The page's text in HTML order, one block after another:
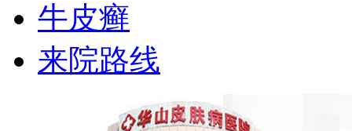
牛皮癣
来院路线